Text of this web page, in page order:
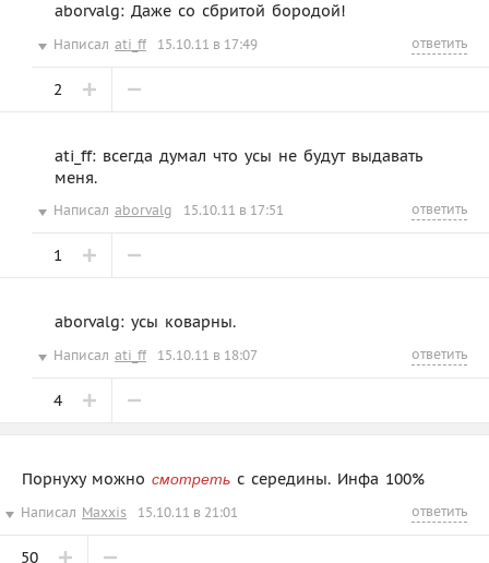
aborvalg: Даже со сбритой бородой!
Написал ati_ff 15.10.11 в 17:49 ответить
2
ati_ff: всегда думал что усы не будут выдавать
меня.
Написал aborvalg 15.10.11 в 17:51 ответить
1
aborvalg: усы коварны.
Написал ati_ff 15.10.11 в 18:07 ответить
4
Порнуху можно смотреть с середины. Инфа 100%
Написал Maxxis 15.10.11 в 21:01 ответить
50